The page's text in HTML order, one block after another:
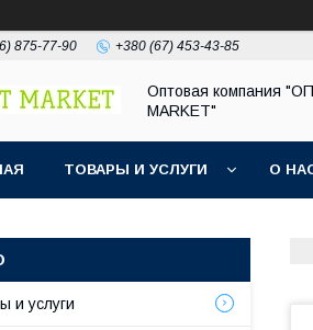
875-77-90 +380 (67) 453-43-85
Оптовая компания
MARKET"
ТОВАРЫ И УСЛУГИ О
и услуги